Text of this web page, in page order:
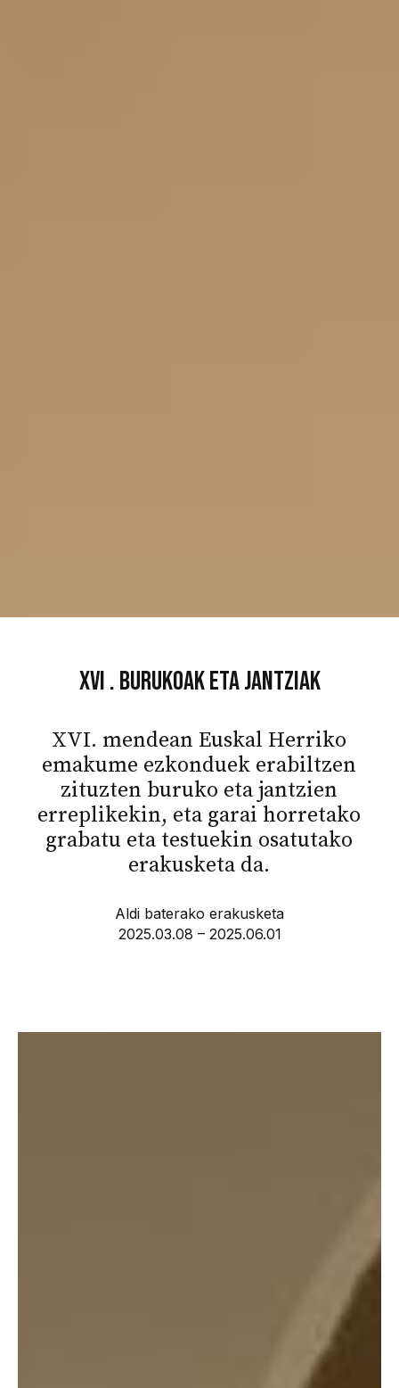
XVI . Burukoak eta jantziak
XVI. mendean Euskal Herriko
emakume ezkonduek erabiltzen
zituzten buruko eta jantzien
erreplikekin, eta garai horretako
grabatu eta testuekin osatutako
erakusketa da.
Aldi baterako erakusketa
2025.03.08 – 2025.06.01